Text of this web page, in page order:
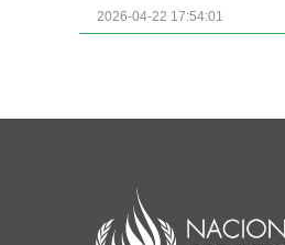
2026-04-22 17:54:01